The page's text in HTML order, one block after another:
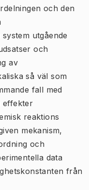
och den
utgående
och
av
så väl som
fall med
effekter
reaktions
mekanism,
och
data
från